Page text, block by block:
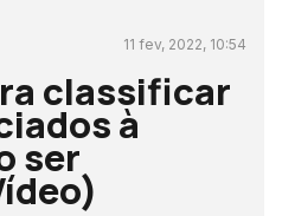
11 fev, 2022, 10:54
classificar
à
ser